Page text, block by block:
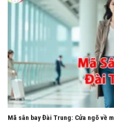
Mã sân bay Đài Trung: Cửa ngõ về